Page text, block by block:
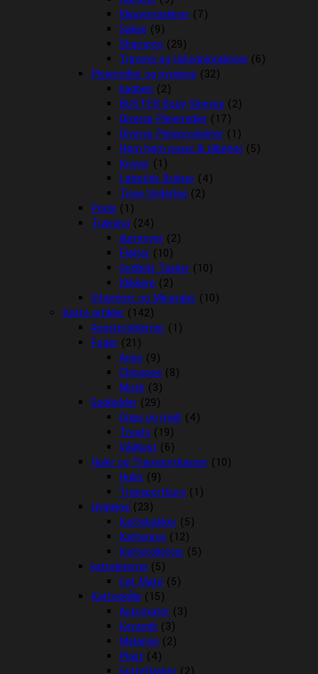
Klippemaskiner (7)
Sakse (9)
Shampoo (29)
Trimme og Udredningsknive (6)
Plejemidler og hygiejne (32)
bagben (2)
BUSTER Body Sleeves (2)
Diverse Plejemidler (17)
Diverse Plejeprodukter (1)
Høm høm poser & tilbehør (5)
Kraver (1)
Løbetids Bukser (4)
Tisse Underlag (2)
Pools (1)
Træning (24)
dummyer (2)
Fløjter (10)
Godbids Tasker (10)
Klikkere (2)
Vitaminer og Mineraler (10)
Katte artikler (142)
Angstproblemer (1)
Foder (21)
Arion (9)
Chicopee (8)
Mush (3)
Godbidder (29)
Græs og malt (4)
Treats (19)
Vådkost (6)
Huler og Transportkasser (10)
Huler (9)
Transportbure (1)
Hygiejne (23)
Kattebakker (5)
Kattegrus (12)
Kattetoiletter (5)
kattelemme (5)
Cat Mate (5)
Katteskåle (15)
Automater (3)
Keramik (3)
Melamin (2)
Plast (4)